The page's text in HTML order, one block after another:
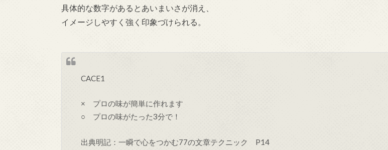
具体的な数字があるとあいまいさが消え、
イメージしやすく強く印象づけられる。
CACE1
× プロの味が簡単に作れます
○ プロの味がたった3分で！
出典明記：一瞬で心をつかむ77の文章テクニック P14